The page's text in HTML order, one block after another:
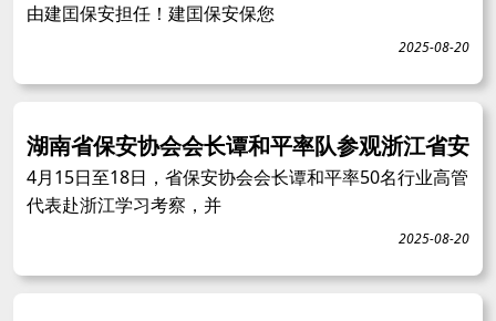
由建囯保安担任！建囯保安保您
2025-08-20
湖南省保安协会会长谭和平率队参观浙江省安
4月15日至18日，省保安协会会长谭和平率50名行业高管
代表赴浙江学习考察，并
2025-08-20